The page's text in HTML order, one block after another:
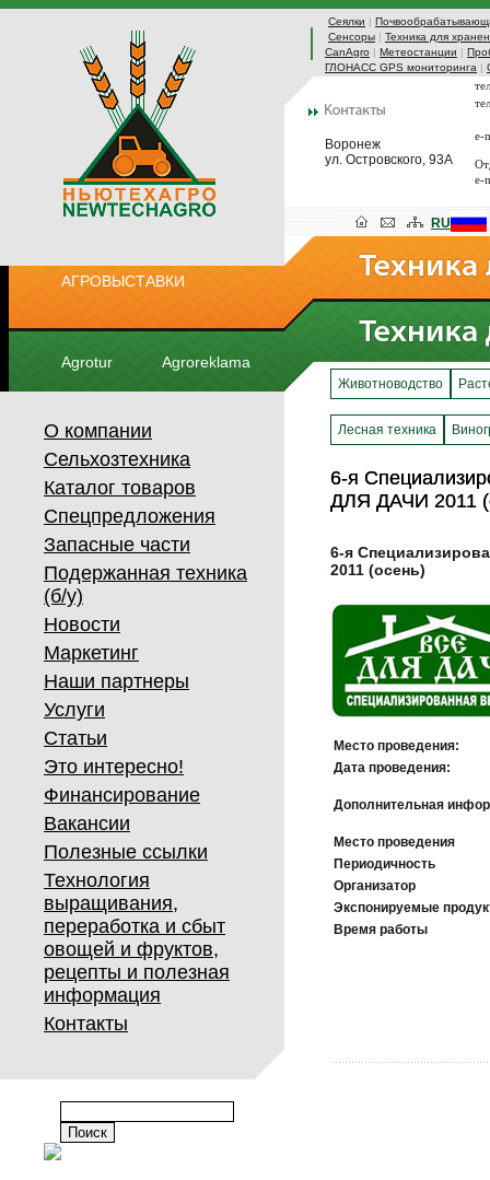
Сеялки |
Сенсоры | Техника для
CanAgro | Метеостанции |
ГЛОНАСС GPS мониторинга |
Воронеж
ул. Островского, 93А
e-
e-
АГРОВЫСТАВКИ
Agrotur Agroreklama
RU
О компании
Сельхозтехника
Каталог товаров
Спецпредложения
Запасные части
Подержанная техника
(б/у)
Новости
Маркетинг
Наши партнеры
Услуги
Статьи
Это интересно!
Финансирование
Вакансии
Полезные ссылки
Технология
выращивания,
переработка и сбыт
овощей и фруктов,
рецепты и полезная
информация
Контакты
Животноводство
Лесная техника
6-я
ДЛЯ ДАЧИ 2011
6-я
ДЛЯ ДАЧИ 2011
6-я
2011 (осень)
Место проведения:
Дата проведения:
Дополнительная
Место проведения
Периодичность
Организатор
Экспонируемые
Время работы